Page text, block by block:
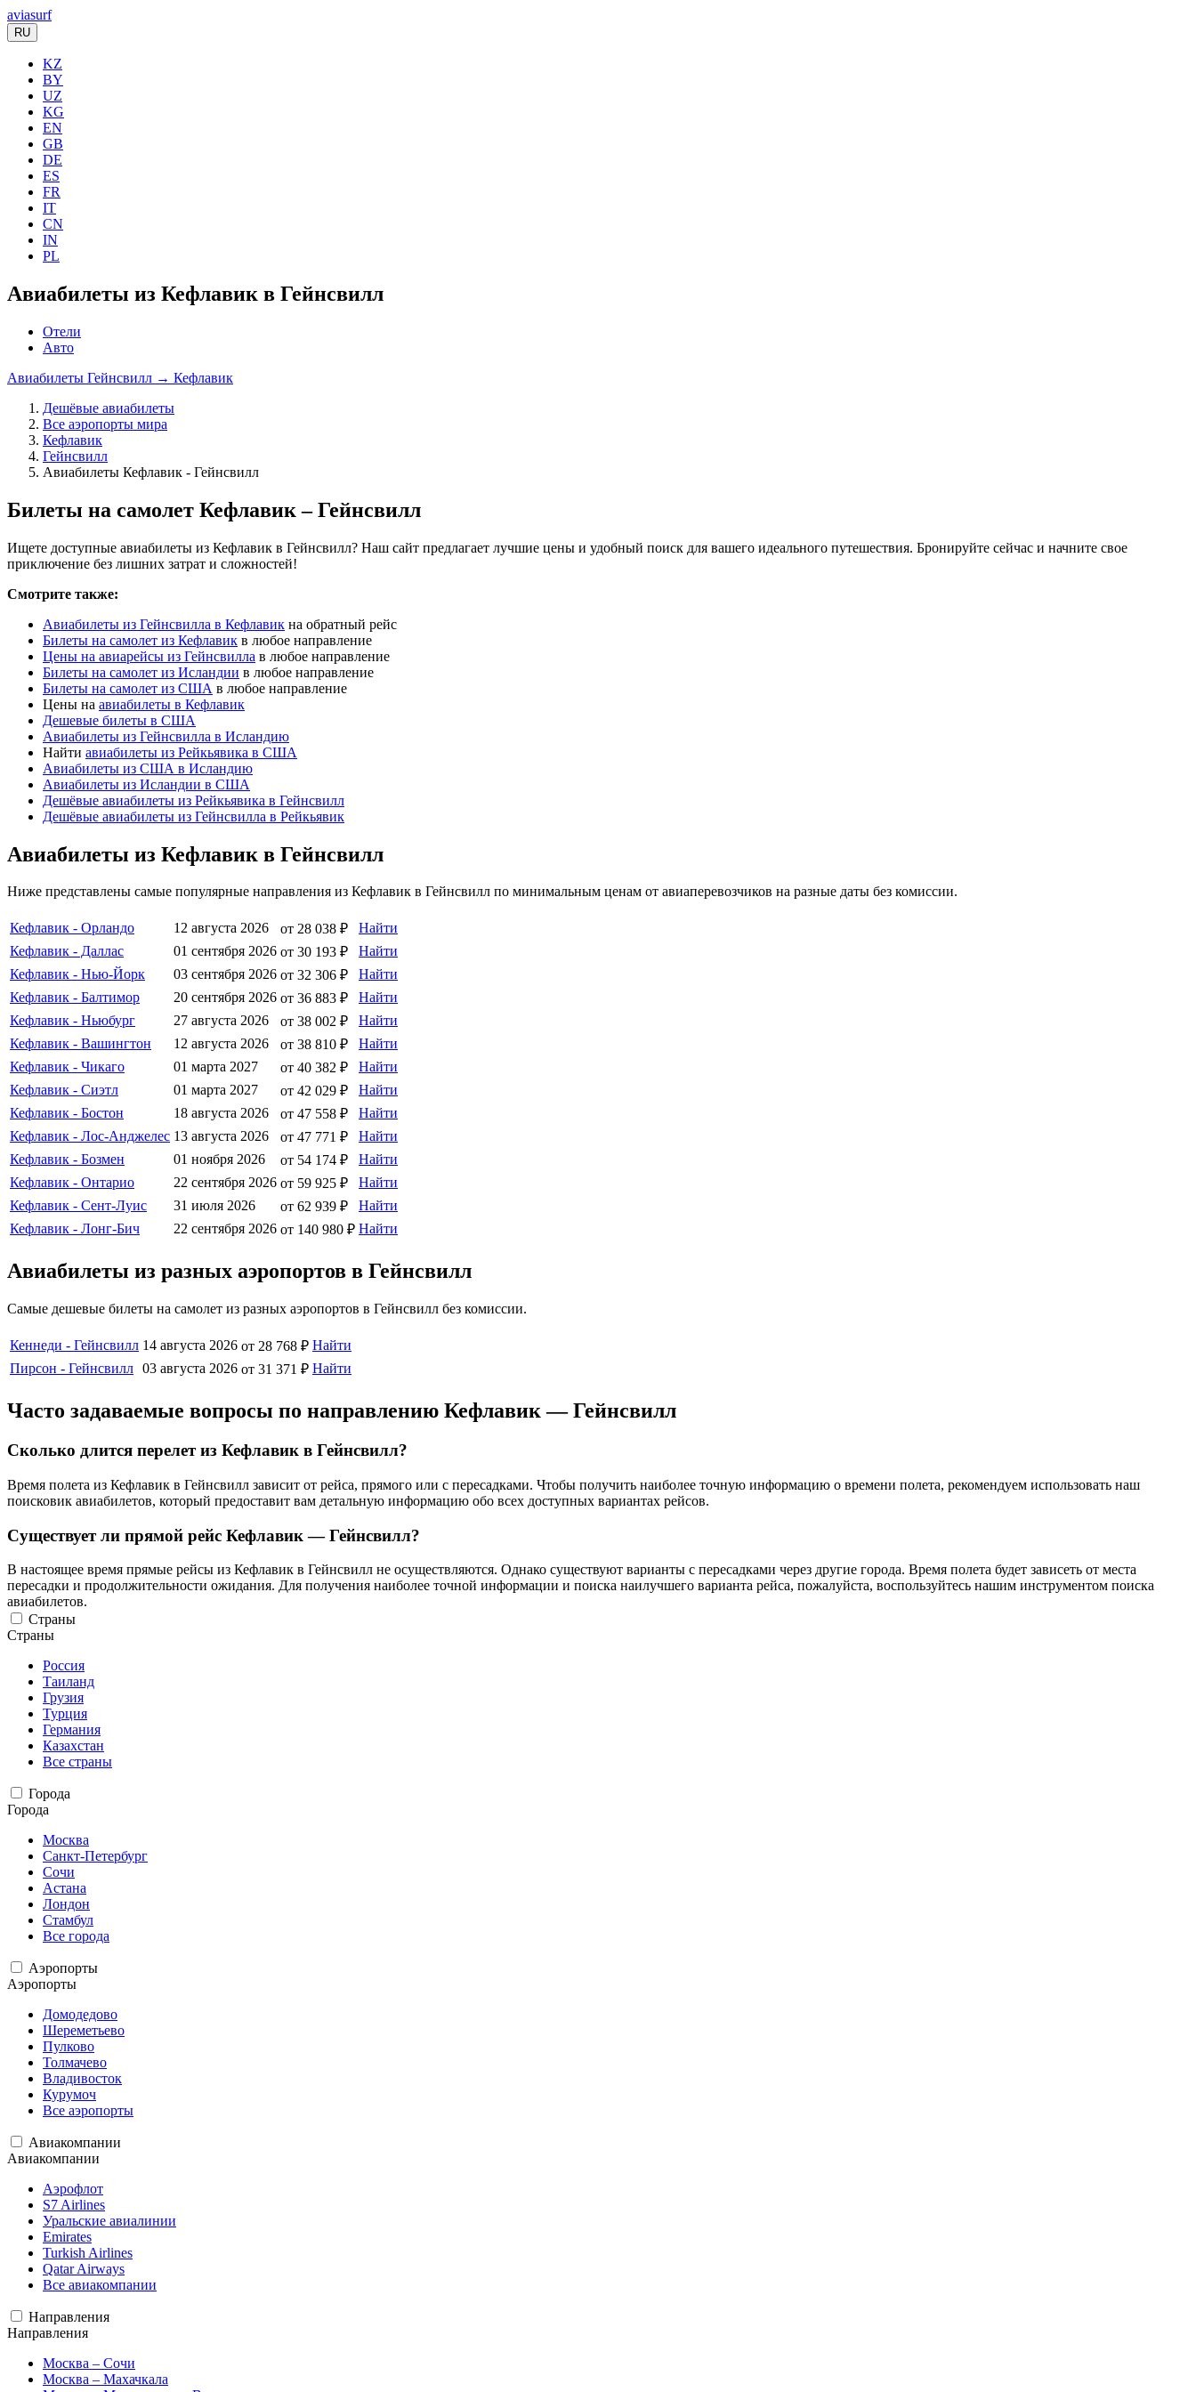
aviasurf
RU
KZ
BY
UZ
KG
EN
GB
DE
ES
FR
IT
CN
IN
PL
Авиабилеты из Кефлавик в Гейнсвилл
Отели
Авто
Авиабилеты Гейнсвилл → Кефлавик
Дешёвые авиабилеты
Все аэропорты мира
Кефлавик
Гейнсвилл
Авиабилеты Кефлавик - Гейнсвилл
Билеты на самолет Кефлавик – Гейнсвилл
Ищете доступные авиабилеты из Кефлавик в Гейнсвилл? Наш сайт предлагает лучшие цены и удобный поиск для вашего идеального путешествия. Бронируйте сейчас и начните свое
приключение без лишних затрат и сложностей!
Смотрите также:
Авиабилеты из Гейнсвилла в Кефлавик на обратный рейс
Билеты на самолет из Кефлавик в любое направление
Цены на авиарейсы из Гейнсвилла в любое направление
Билеты на самолет из Исландии в любое направление
Билеты на самолет из США в любое направление
Цены на авиабилеты в Кефлавик
Дешевые билеты в США
Авиабилеты из Гейнсвилла в Исландию
Найти авиабилеты из Рейкьявика в США
Авиабилеты из США в Исландию
Авиабилеты из Исландии в США
Дешёвые авиабилеты из Рейкьявика в Гейнсвилл
Дешёвые авиабилеты из Гейнсвилла в Рейкьявик
Авиабилеты из Кефлавик в Гейнсвилл
Ниже представлены самые популярные направления из Кефлавик в Гейнсвилл по минимальным ценам от авиаперевозчиков на разные даты без комиссии.
Кефлавик - Орландо 12 августа 2026 от 28 038 ₽
Найти
Кефлавик - Даллас
01 сентября 2026 от 30 193 ₽
Найти
Кефлавик - Нью-Йорк
03 сентября 2026 от 32 306 ₽
Найти
Кефлавик - Балтимор
20 сентября 2026 от 36 883 ₽
Найти
Кефлавик - Ньюбург
27 августа 2026 от 38 002 ₽
Найти
Кефлавик - Вашингтон
12 августа 2026 от 38 810 ₽
Найти
Кефлавик - Чикаго
01 марта 2027 от 40 382 ₽
Найти
Кефлавик - Сиэтл
01 марта 2027 от 42 029 ₽
Найти
Кефлавик - Бостон
18 августа 2026 от 47 558 ₽
Найти
Кефлавик - Лос-Анджелес 13 августа 2026 от 47 771 ₽
Найти
Кефлавик - Бозмен
01 ноября 2026 от 54 174 ₽
Найти
Кефлавик - Онтарио
22 сентября 2026 от 59 925 ₽
Найти
Кефлавик - Сент-Луис
31 июля 2026 от 62 939 ₽
Найти
Кефлавик - Лонг-Бич
22 сентября 2026 от 140 980 ₽ Найти
Авиабилеты из разных аэропортов в Гейнсвилл
Самые дешевые билеты на самолет из разных аэропортов в Гейнсвилл без комиссии.
Кеннеди - Гейнсвилл 14 августа 2026 от 28 768 ₽ Найти
Пирсон - Гейнсвилл 03 августа 2026 от 31 371 ₽ Найти
Часто задаваемые вопросы по направлению Кефлавик — Гейнсвилл
Сколько длится перелет из Кефлавик в Гейнсвилл?
Время полета из Кефлавик в Гейнсвилл зависит от рейса, прямого или с пересадками. Чтобы получить наиболее точную информацию о времени полета, рекомендуем использовать наш
поисковик авиабилетов, который предоставит вам детальную информацию обо всех доступных вариантах рейсов.
Существует ли прямой рейс Кефлавик — Гейнсвилл?
В настоящее время прямые рейсы из Кефлавик в Гейнсвилл не осуществляются. Однако существуют варианты с пересадками через другие города. Время полета будет зависеть от места
пересадки и продолжительности ожидания. Для получения наиболее точной информации и поиска наилучшего варианта рейса, пожалуйста, воспользуйтесь нашим инструментом поиска
авиабилетов.
Страны
Страны
Россия
Таиланд
Грузия
Турция
Германия
Казахстан
Все страны
Города
Города
Москва
Санкт-Петербург
Сочи
Астана
Лондон
Стамбул
Все города
Аэропорты
Аэропорты
Домодедово
Шереметьево
Пулково
Толмачево
Владивосток
Курумоч
Все аэропорты
Авиакомпании
Авиакомпании
Аэрофлот
S7 Airlines
Уральские авиалинии
Emirates
Turkish Airlines
Qatar Airways
Все авиакомпании
Направления
Направления
Москва – Сочи
Москва – Махачкала